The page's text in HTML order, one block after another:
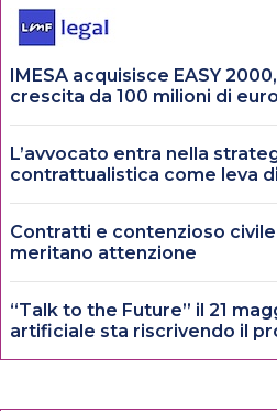
IMESA acquisisce EASY
crescita da 100 milioni di euro
L’avvocato entra nella
contrattualistica come leva
Contratti e contenzioso
meritano attenzione
“Talk to the Future” il 21
artificiale sta riscrivendo il